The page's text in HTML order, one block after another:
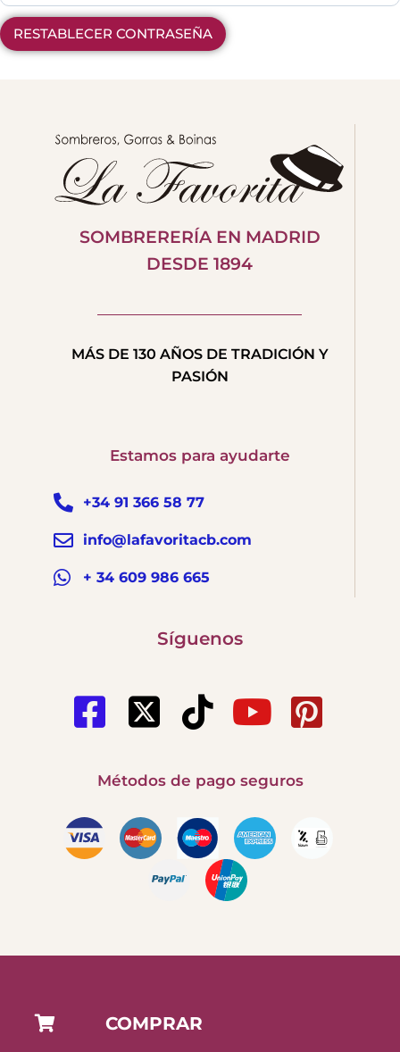
RESTABLECER CONTRASEÑA
SOMBRERERÍA EN MADRID
DESDE 1894
MÁS DE 130 AÑOS DE TRADICIÓN Y
PASIÓN
Estamos para ayudarte
+34 91 366 58 77
info@lafavoritacb.com
+ 34 609 986 665
Síguenos
Métodos de pago seguros
COMPRAR